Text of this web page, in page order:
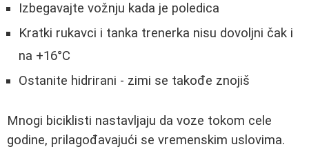
Izbegavajte vožnju kada je poledica
Kratki rukavci i tanka trenerka nisu dovoljni čak i
na +16°C
Ostanite hidrirani - zimi se takođe znojiš
Mnogi biciklisti nastavljaju da voze tokom cele
godine, prilagođavajući se vremenskim uslovima.